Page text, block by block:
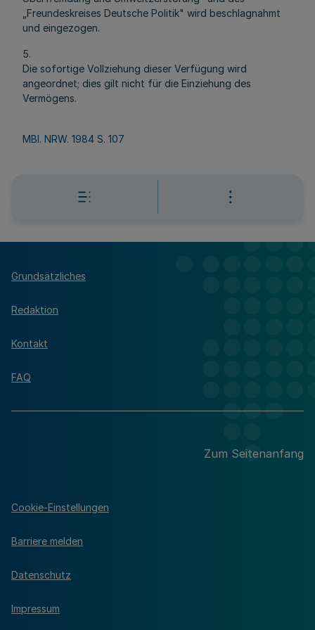
„Freundeskreises Deutsche Politik" wird beschlagnahmt
und eingezogen.
5.
Die sofortige Vollziehung dieser Verfügung wird
angeordnet; dies gilt nicht für die Einziehung des
Vermögens.
MBl. NRW. 1984 S. 107
Grundsätzliches
Redaktion
Kontakt
FAQ
Zum Seitenanfang
Cookie-Einstellungen
Barriere melden
Datenschutz
Impressum